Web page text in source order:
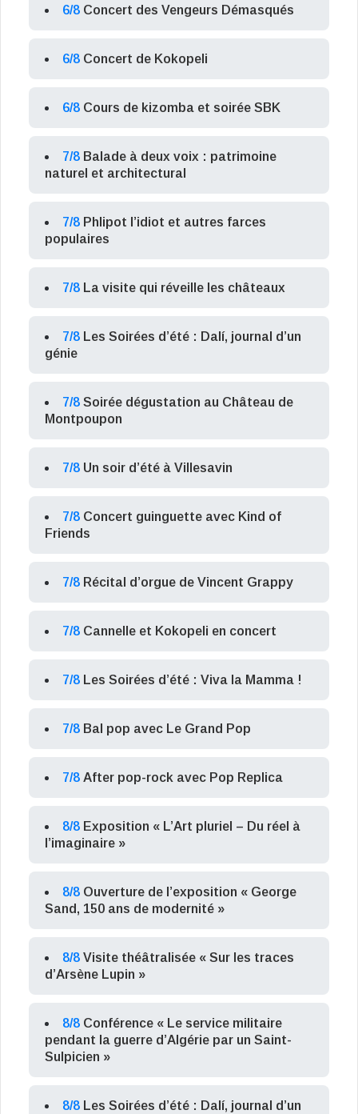
6/8 Concert des Vengeurs Démasqués
6/8 Concert de Kokopeli
6/8 Cours de kizomba et soirée SBK
7/8 Balade à deux voix : patrimoine
naturel et architectural
7/8 Phlipot l’idiot et autres farces
populaires
7/8 La visite qui réveille les châteaux
7/8 Les Soirées d’été : Dalí, journal d’un
génie
7/8 Soirée dégustation au Château de
Montpoupon
7/8 Un soir d’été à Villesavin
7/8 Concert guinguette avec Kind of
Friends
7/8 Récital d’orgue de Vincent Grappy
7/8 Cannelle et Kokopeli en concert
7/8 Les Soirées d’été : Viva la Mamma !
7/8 Bal pop avec Le Grand Pop
7/8 After pop-rock avec Pop Replica
8/8 Exposition « L’Art pluriel – Du réel à
l’imaginaire »
8/8 Ouverture de l’exposition « George
Sand, 150 ans de modernité »
8/8 Visite théâtralisée « Sur les traces
d’Arsène Lupin »
8/8 Conférence « Le service militaire
pendant la guerre d’Algérie par un Saint-
Sulpicien »
8/8 Les Soirées d’été : Dalí, journal d’un